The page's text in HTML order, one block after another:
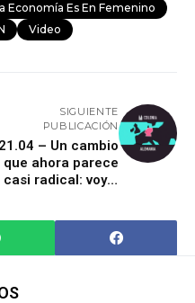
Economía Es En Femenino
Video
SIGUIENTE
PUBLICACIÓN
21.04 – Un cambio
que ahora parece
casi radical: voy a